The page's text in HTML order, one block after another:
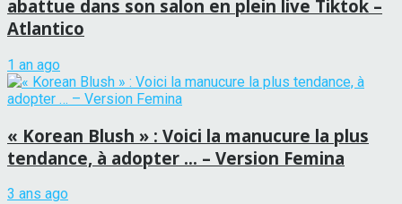
abattue dans son salon en plein live Tiktok –
Atlantico
1 an ago
« Korean Blush » : Voici la manucure la plus
tendance, à adopter … – Version Femina
3 ans ago